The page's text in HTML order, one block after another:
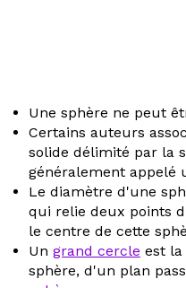
Une sphère ne peut
Certains auteurs
solide délimité par la
généralement appelé
Le diamètre d'une
qui relie deux points
le centre de cette
Un grand cercle est la
sphère, d'un plan